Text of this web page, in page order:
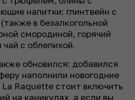
напитки: глинтвейн с
в безалкогольной
смородиной, горячий
с облепихой.
обновился: добавился
наполнили новогодние
Raquette стоит включить
на каникулах, а если вы